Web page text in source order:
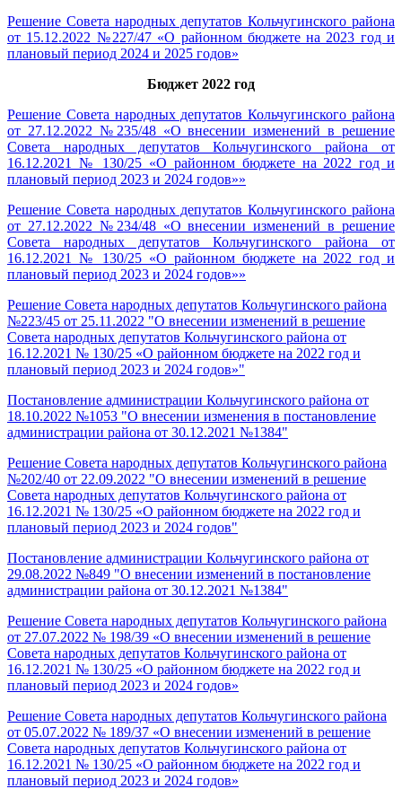
Решение Совета народных депутатов Кольчугинского района
от 15.12.2022 №227/47 «О районном бюджете на 2023 год и
плановый период 2024 и 2025 годов»
Бюджет 2022 год
Решение Совета народных депутатов Кольчугинского района
от 27.12.2022 №235/48 «О внесении изменений в решение
Совета народных депутатов Кольчугинского района от
16.12.2021 № 130/25 «О районном бюджете на 2022 год и
плановый период 2023 и 2024 годов»»
Решение Совета народных депутатов Кольчугинского района
от 27.12.2022 №234/48 «О внесении изменений в решение
Совета народных депутатов Кольчугинского района от
16.12.2021 № 130/25 «О районном бюджете на 2022 год и
плановый период 2023 и 2024 годов»»
Решение Совета народных депутатов Кольчугинского района
№223/45 от 25.11.2022 "О внесении изменений в решение
Совета народных депутатов Кольчугинского района от
16.12.2021 № 130/25 «О районном бюджете на 2022 год и
плановый период 2023 и 2024 годов»"
Постановление администрации Кольчугинского района от
18.10.2022 №1053 "О внесении изменения в постановление
администрации района от 30.12.2021 №1384"
Решение Совета народных депутатов Кольчугинского района
№202/40 от 22.09.2022 "О внесении изменений в решение
Совета народных депутатов Кольчугинского района от
16.12.2021 № 130/25 «О районном бюджете на 2022 год и
плановый период 2023 и 2024 годов"
Постановление администрации Кольчугинского района от
29.08.2022 №849 "О внесении изменений в постановление
администрации района от 30.12.2021 №1384"
Решение Совета народных депутатов Кольчугинского района
от 27.07.2022 № 198/39 «О внесении изменений в решение
Совета народных депутатов Кольчугинского района от
16.12.2021 № 130/25 «О районном бюджете на 2022 год и
плановый период 2023 и 2024 годов»
Решение Совета народных депутатов Кольчугинского района
от 05.07.2022 № 189/37 «О внесении изменений в решение
Совета народных депутатов Кольчугинского района от
16.12.2021 № 130/25 «О районном бюджете на 2022 год и
плановый период 2023 и 2024 годов»